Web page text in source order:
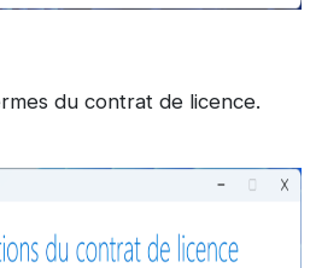
du contrat de licence.